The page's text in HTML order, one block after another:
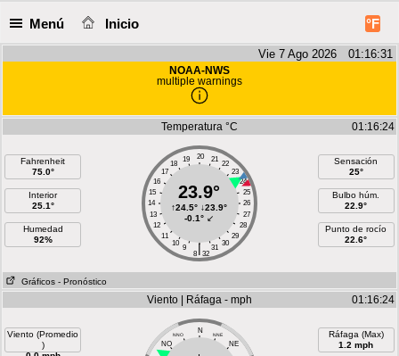
Menú Inicio °F
Vie 7 Ago 2026 01:16:32
NOAA-NWS
multiple warnings
Temperatura °C 01:16:24
Fahrenheit
75.0°
Interior
25.1°
Humedad
92%
20
19 21
18
22
17
23
16
24
15
25
14
26
13
27
12
28
11
29
10
30
9 31
8 32
|
23.9°
↑24.5° ↓23.9°
-0.1° ↙
Sensación
25°
Bulbo húm.
22.9°
Punto de rocío
22.6°
Gráficos - Pronóstico
Viento | Ráfaga - mph 01:16:24
Viento (Promedio
)
N
NO
NE
NNO NNE
Ráfaga (Max)
1.2 mph